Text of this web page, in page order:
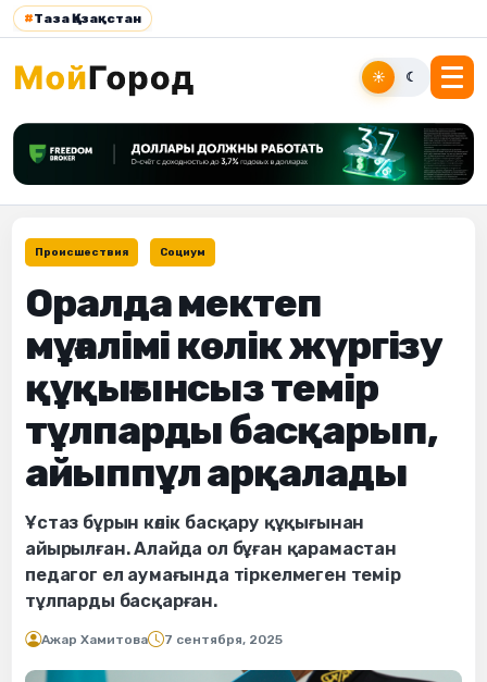
#Таза Қазақстан
☀ ☾
Происшествия Социум
Оралда мектеп
мұғалімі көлік жүргізу
құқығынсыз темір
тұлпарды басқарып,
айыппұл арқалады
Ұстаз бұрын көлік басқару құқығынан
айырылған. Алайда ол бұған қарамастан
педагог ел аумағында тіркелмеген темір
тұлпарды басқарған.
Ажар Хамитова 7 сентября, 2025